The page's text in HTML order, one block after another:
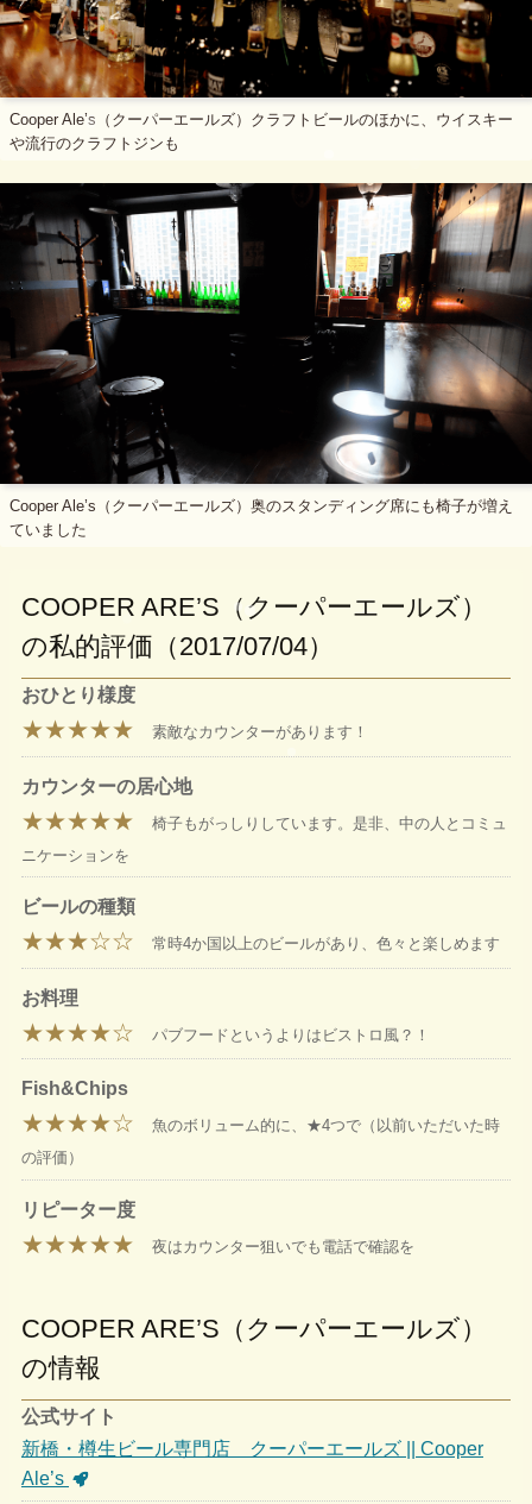
Cooper Ale’s（クーパーエールズ）クラフトビールのほかに、ウイスキー
や流行のクラフトジンも
Cooper Ale’s（クーパーエールズ）奥のスタンディング席にも椅子が増え
ていました
COOPER ARE’S（クーパーエールズ）
の私的評価（2017/07/04）
おひとり様度
★★★★★ 素敵なカウンターがあります！
カウンターの居心地
★★★★★
椅子もがっしりしています。是非、中の人とコミュ
ニケーションを
ビールの種類
★★★☆☆ 常時4か国以上のビールがあり、色々と楽しめます
お料理
★★★★☆ パブフードというよりはビストロ風？！
Fish&Chips
★★★★☆
魚のボリューム的に、★4つで（以前いただいた時
の評価）
リピーター度
★★★★★ 夜はカウンター狙いでも電話で確認を
COOPER ARE’S（クーパーエールズ）
の情報
公式サイト
新橋・樽生ビール専門店 クーパーエールズ || Cooper
Ale’s